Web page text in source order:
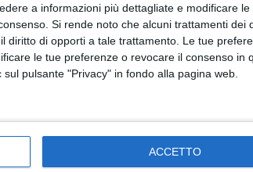
a informazioni più dettagliate e modificare le
Si rende noto che alcuni trattamenti dei
diritto di opporti a tale trattamento. Le tue
le tue preferenze o revocare il consenso in
pulsante "Privacy" in fondo alla pagina web.
ACCETTO
Marco Gambardella,si è
«uno sforamento dei
concentrazioni soglia di
che i presidi che avrebbero
messi in essere